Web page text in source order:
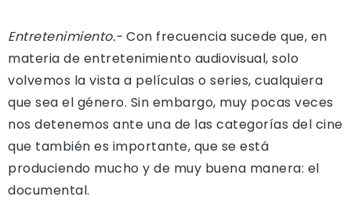
Entretenimiento.- Con frecuencia sucede que, en
materia de entretenimiento audiovisual, solo
volvemos la vista a películas o series, cualquiera
que sea el género. Sin embargo, muy pocas veces
nos detenemos ante una de las categorías del cine
que también es importante, que se está
produciendo mucho y de muy buena manera: el
documental.